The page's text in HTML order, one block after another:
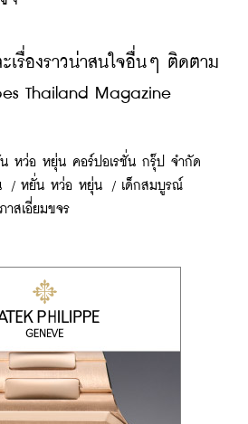
เรื่องราวน่าสนใจอื่นๆ ติดตาม
Thailand Magazine
หว่อ หยุ่น คอร์ปอเรชั่น กรุ๊ป จำกัด
/ หยั่น หว่อ หยุ่น / เด็กสมบูรณ์
าสเอี่ยมขจร